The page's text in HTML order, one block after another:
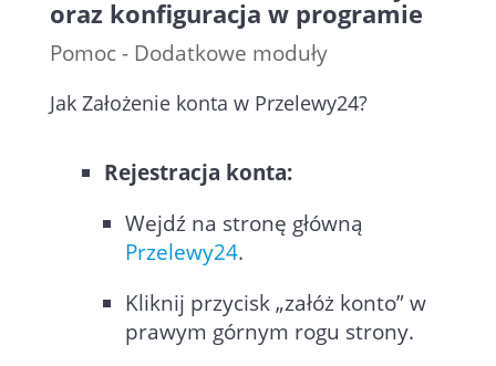
oraz konfiguracja w programie
Pomoc - Dodatkowe moduły
Jak Założenie konta w Przelewy24?
Rejestracja konta:
Wejdź na stronę główną
Przelewy24.
Kliknij przycisk „załóż konto” w
prawym górnym rogu strony.